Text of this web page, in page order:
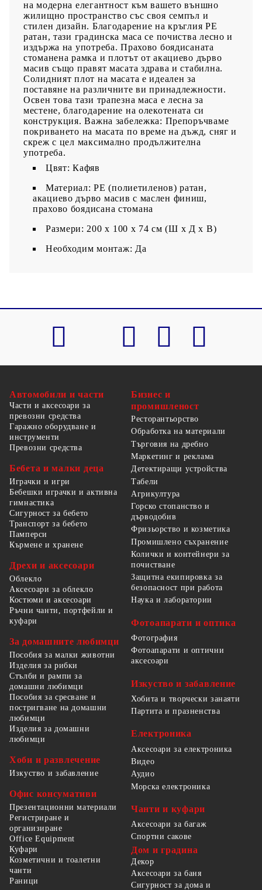
на модерна елегантност към вашето външно
жилищно пространство със своя семпъл и
стилен дизайн. Благодарение на кръглия PE
ратан, тази градинска маса се почиства лесно и
издържа на употреба. Прахово боядисаната
стоманена рамка и плотът от акациево дърво
масив също правят масата здрава и стабилна.
Солидният плот на масата е идеален за
поставяне на различните ви принадлежности.
Освен това тази трапезна маса е лесна за
местене, благодарение на олекотената си
конструкция. Важна забележка: Препоръчваме
покриването на масата по време на дъжд, сняг и
скреж с цел максимално продължителна
употреба.
Цвят: Кафяв
Материал: PE (полиетиленов) ратан,
акациево дърво масив с маслен финиш,
прахово боядисана стомана
Размери: 200 x 100 x 74 см (Ш x Д x В)
Необходим монтаж: Да
Автомобили и части
Части и аксесоари за
превозни средства
Гаражно оборудване и
инструменти
Превозни средства
Бебета и малки деца
Играчки и игри
Бебешки играчки и активна
гимнастика
Сигурност за бебето
Транспорт за бебето
Памперси
Кърмене и хранене
Дрехи и аксесоари
Облекло
Аксесоари за облекло
Костюми и аксесоари
Ръчни чанти, портфейли и
куфари
За домашните любимци
Пособия за малки животни
Изделия за рибки
Стълби и рампи за
домашни любимци
Пособия за сресване и
постригване на домашни
любимци
Изделия за домашни
любимци
Хоби и развлечение
Изкуство и забавление
Офис консумативи
Презентационни материали
Регистриране и
организиране
Office Equipment
Бизнес и
промишленост
Ресторантьорство
Обработка на материали
Търговия на дребно
Маркетинг и реклама
Детектиращи устройства
Табели
Агрикултура
Горско стопанство и
дърводобив
Фризьорство и козметика
Промишлено съхранение
Колички и контейнери за
почистване
Защитна екипировка за
безопасност при работа
Наука и лаборатории
Фотоапарати и оптика
Фотография
Фотоапарати и оптични
аксесоари
Изкуство и забавление
Хобита и творчески занаяти
Партита и празненства
Електроника
Аксесоари за електроника
Видео
Аудио
Морска електроника
Чанти и куфари
Аксесоари за багаж
Спортни сакове
Куфари
Козметични и тоалетни
чанти
Раници
Дом и градина
Декор
Аксесоари за баня
Сигурност за дома и